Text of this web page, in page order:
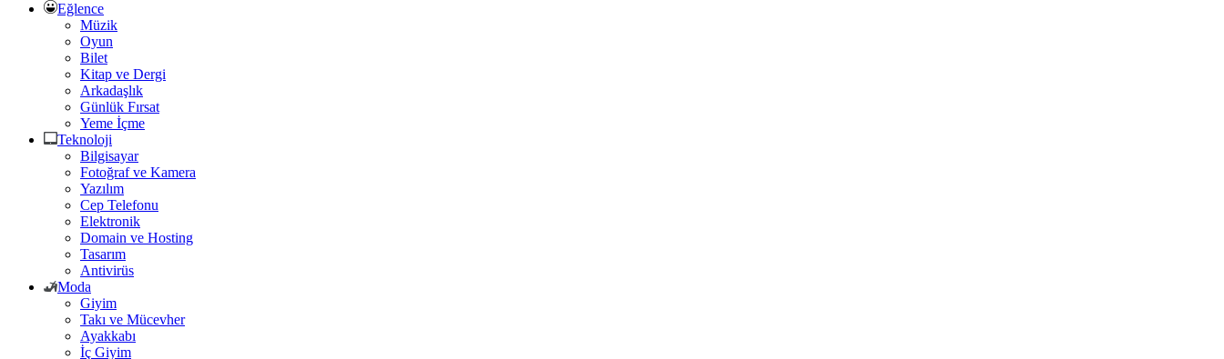
Eğlence
Müzik
Oyun
Bilet
Kitap ve Dergi
Arkadaşlık
Günlük Fırsat
Yeme İçme
Teknoloji
Bilgisayar
Fotoğraf ve Kamera
Yazılım
Cep Telefonu
Elektronik
Domain ve Hosting
Tasarım
Antivirüs
Moda
Giyim
Takı ve Mücevher
Ayakkabı
İç Giyim